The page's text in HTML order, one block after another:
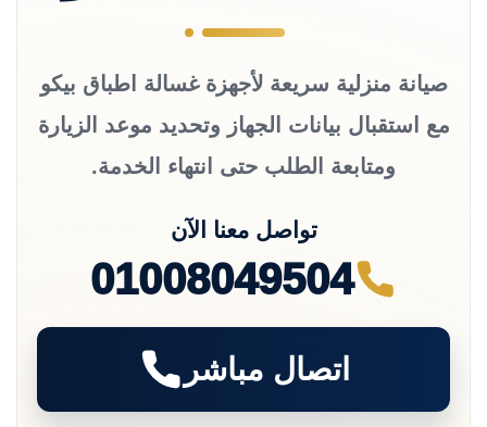
صيانة منزلية سريعة لأجهزة غسالة اطباق بيكو
مع استقبال بيانات الجهاز وتحديد موعد الزيارة
ومتابعة الطلب حتى انتهاء الخدمة.
تواصل معنا الآن
01008049504
اتصال مباشر